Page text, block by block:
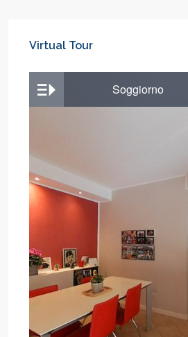
Virtual Tour